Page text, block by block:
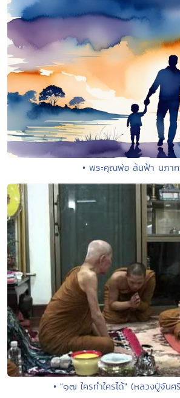
• พระคุณพ่อ ล้นฟ้า นภา
• "๑๗ ใครทำใครได้" (หลวงปู่จันศ